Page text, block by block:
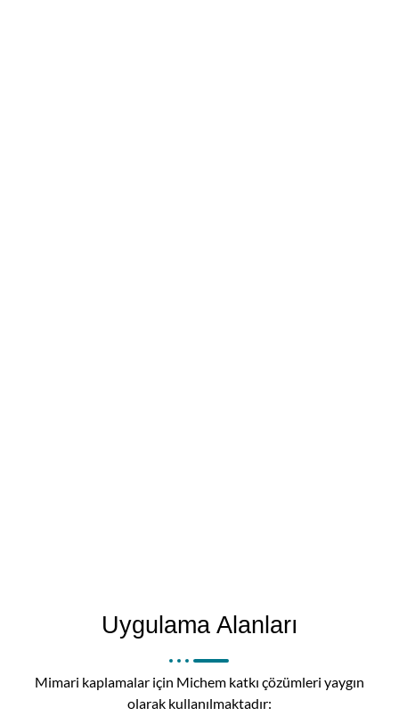
Uygulama Alanları
Mimari kaplamalar için Michem katkı çözümleri yaygın
olarak kullanılmaktadır: